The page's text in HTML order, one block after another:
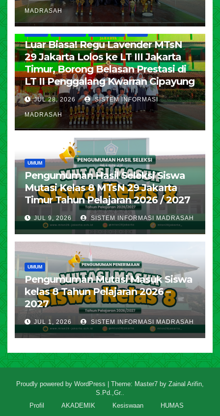
MADRASAH
Luar Biasa! Regu Lavender MTsN
29 Jakarta Lolos ke LT III Jakarta
Timur, Borong Belasan Prestasi di
LT II Penggalang Kwarran Cipayung
JUL 28, 2026 SISTEM INFORMASI
MADRASAH
UMUM
Pengumuman Hasil Seleksi Siswa
Mutasi Kelas 8 MTsN 29 Jakarta
Timur Tahun Pelajaran 2026 / 2027
JUL 9, 2026 SISTEM INFORMASI MADRASAH
UMUM
Pengumuman Mutasi Masuk Siswa
kelas 8 Tahun Pelajaran 2026 –
2027
JUL 1, 2026 SISTEM INFORMASI MADRASAH
Proudly powered by WordPress Theme: Master7 by Zainal Arifin,
S.Pd.,Gr..
Profil
AKADEMIK Kesiswaan HUMAS